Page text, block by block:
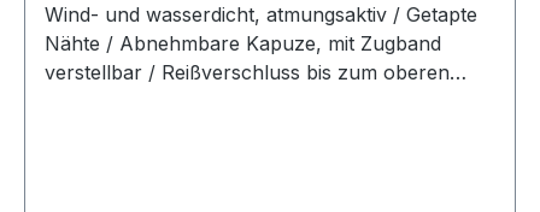
Wind- und wasserdicht, atmungsaktiv / Getapte
Nähte / Abnehmbare Kapuze, mit Zugband
verstellbar / Reißverschluss bis zum oberen